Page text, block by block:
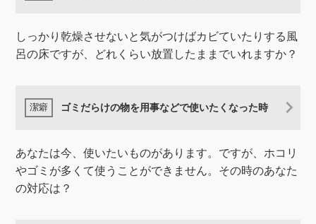
しっかり乾燥させないと気がつけばカビていたりする風
呂の床ですが、どれくらい放置したままでいれますか？
ゴミだらけの物を用事などで使いたくなった時
あなたは今、使いたいものがあります。ですが、ホコリ
やゴミが多くて使うことができません。その時のあなた
の対応は？